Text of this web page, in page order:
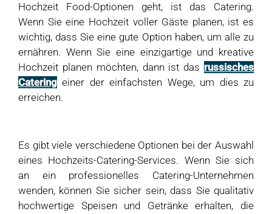
Hochzeit Food-Optionen geht, ist das Catering.
Wenn Sie eine Hochzeit voller Gäste planen, ist es
wichtig, dass Sie eine gute Option haben, um alle zu
ernähren. Wenn Sie eine einzigartige und kreative
Hochzeit planen möchten, dann ist das russisches
Catering einer der einfachsten Wege, um dies zu
erreichen.
Es gibt viele verschiedene Optionen bei der Auswahl
eines Hochzeits-Catering-Services. Wenn Sie sich
an ein professionelles Catering-Unternehmen
wenden, können Sie sicher sein, dass Sie qualitativ
hochwertige Speisen und Getränke erhalten, die